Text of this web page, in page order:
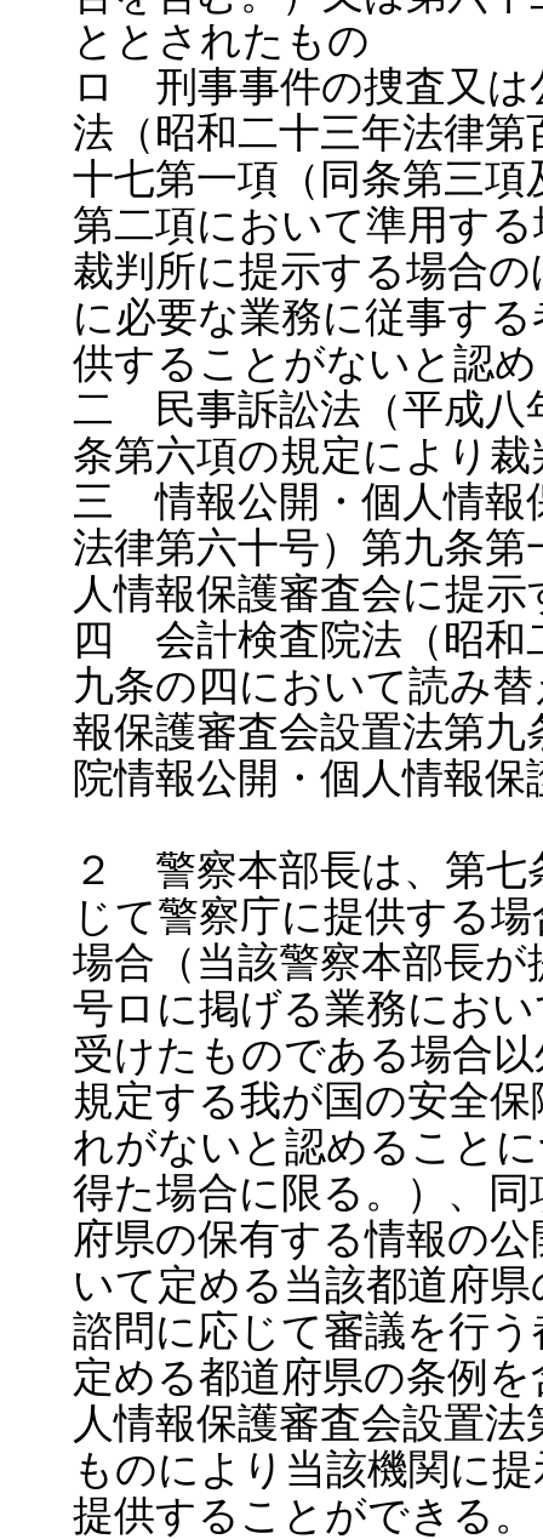
ととされたもの
ロ 刑事事件の捜査又は
法（昭和二十三年法律
十七第一項（同条第三
第二項において準用す
裁判所に提示する場合
に必要な業務に従事す
供することがないと認
二 民事訴訟法（平成八
条第六項の規定により
三 情報公開・個人情報
法律第六十号）第九条
人情報保護審査会に提示
四 会計検査院法（昭和
九条の四において読み
報保護審査会設置法第
院情報公開・個人情報
２ 警察本部長は、第七
じて警察庁に提供する
場合（当該警察本部長
号ロに掲げる業務にお
受けたものである場合
規定する我が国の安全
れがないと認めること
得た場合に限る。）、
府県の保有する情報の
いて定める当該都道府
諮問に応じて審議を行
定める都道府県の条例
人情報保護審査会設置
ものにより当該機関に
提供することができる。